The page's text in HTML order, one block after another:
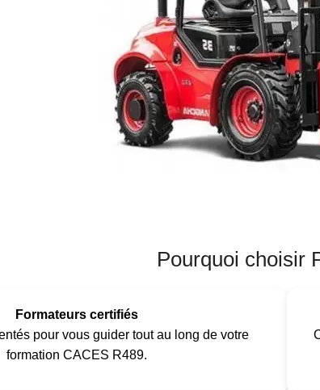
Pourquoi choisir
Formateurs certifiés
pour vous guider tout au long de votre
formation CACES R489.